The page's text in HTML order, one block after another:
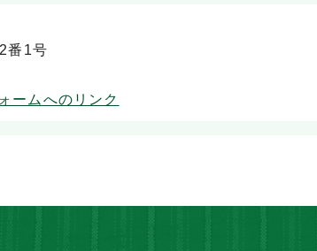
番1号
ームへのリンク